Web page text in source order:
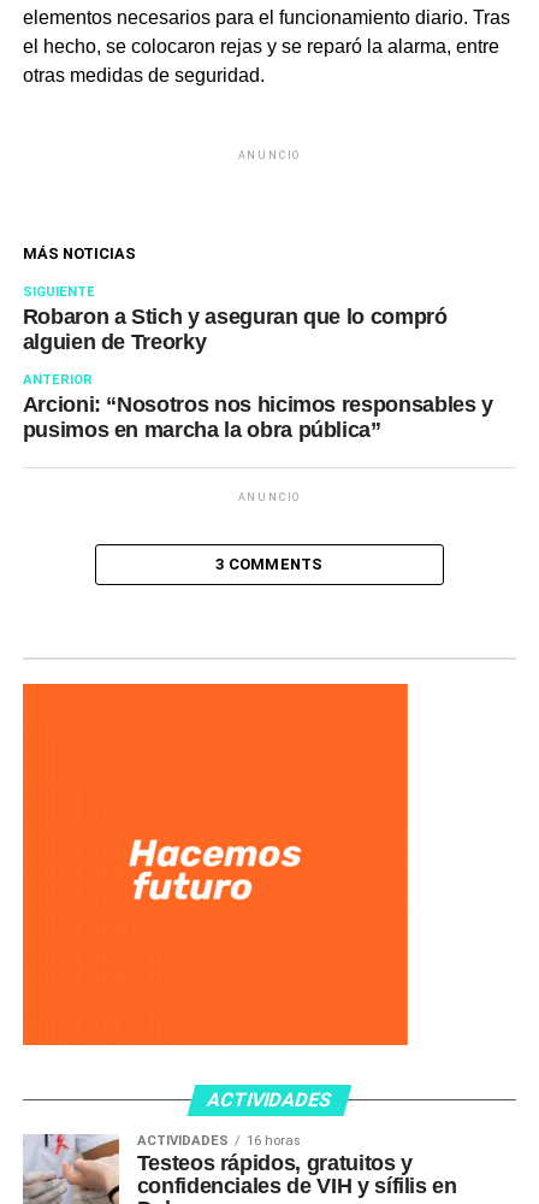
elementos necesarios para el funcionamiento diario. Tras
el hecho, se colocaron rejas y se reparó la alarma, entre
otras medidas de seguridad.
ANUNCIO
MÁS NOTICIAS
SIGUIENTE
Robaron a Stich y aseguran que lo compró
alguien de Treorky
ANTERIOR
Arcioni: “Nosotros nos hicimos responsables y
pusimos en marcha la obra pública”
ANUNCIO
3 COMMENTS
ACTIVIDADES
ACTIVIDADES 16 horas
Testeos rápidos, gratuitos y
confidenciales de VIH y sífilis en